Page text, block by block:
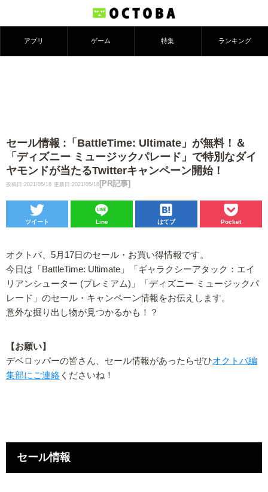
アプリ ゲーム 特集 ランキング
セール情報 :「BattleTime: Ultimate」が無料！＆
「ディズニー ミュージックパレード」で特別なダイ
ヤモンドが当たるTwitterキャンペーン開始！
投稿日:2021/05/18 更新日:2021/05/18 [PR記事]
ツイート Line はてブ Pocket
オクトバ、5月17日のセール・お買い得情報です。
今日は「BattleTime: Ultimate」「ギャラクシーアタック：エイ
リアンシューター (プレミアム)」「ディズニー ミュージックパ
レード」のセール・キャンペーン情報をお伝えします。
意外な掘り出し物が見つかるかも！？
【お願い】
デベロッパーの皆さん、セール情報があったらぜひオクトバ編
集部にご連絡 くださいね！
セール情報